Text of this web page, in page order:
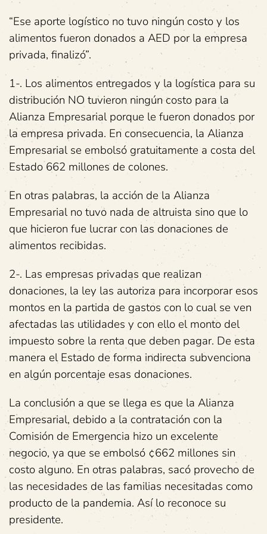
“Ese aporte logístico no tuvo ningún costo y los
alimentos fueron donados a AED por la empresa
privada, finalizó”.
1-. Los alimentos entregados y la logística para su
distribución NO tuvieron ningún costo para la
Alianza Empresarial porque le fueron donados por
la empresa privada. En consecuencia, la Alianza
Empresarial se embolsó gratuitamente a costa del
Estado 662 millones de colones.
En otras palabras, la acción de la Alianza
Empresarial no tuvo nada de altruista sino que lo
que hicieron fue lucrar con las donaciones de
alimentos recibidas.
2-. Las empresas privadas que realizan
donaciones, la ley las autoriza para incorporar esos
montos en la partida de gastos con lo cual se ven
afectadas las utilidades y con ello el monto del
impuesto sobre la renta que deben pagar. De esta
manera el Estado de forma indirecta subvenciona
en algún porcentaje esas donaciones.
La conclusión a que se llega es que la Alianza
Empresarial, debido a la contratación con la
Comisión de Emergencia hizo un excelente
negocio, ya que se embolsó ¢662 millones sin
costo alguno. En otras palabras, sacó provecho de
las necesidades de las familias necesitadas como
producto de la pandemia. Así lo reconoce su
presidente.